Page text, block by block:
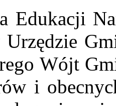
Edukacji
Wójt
i